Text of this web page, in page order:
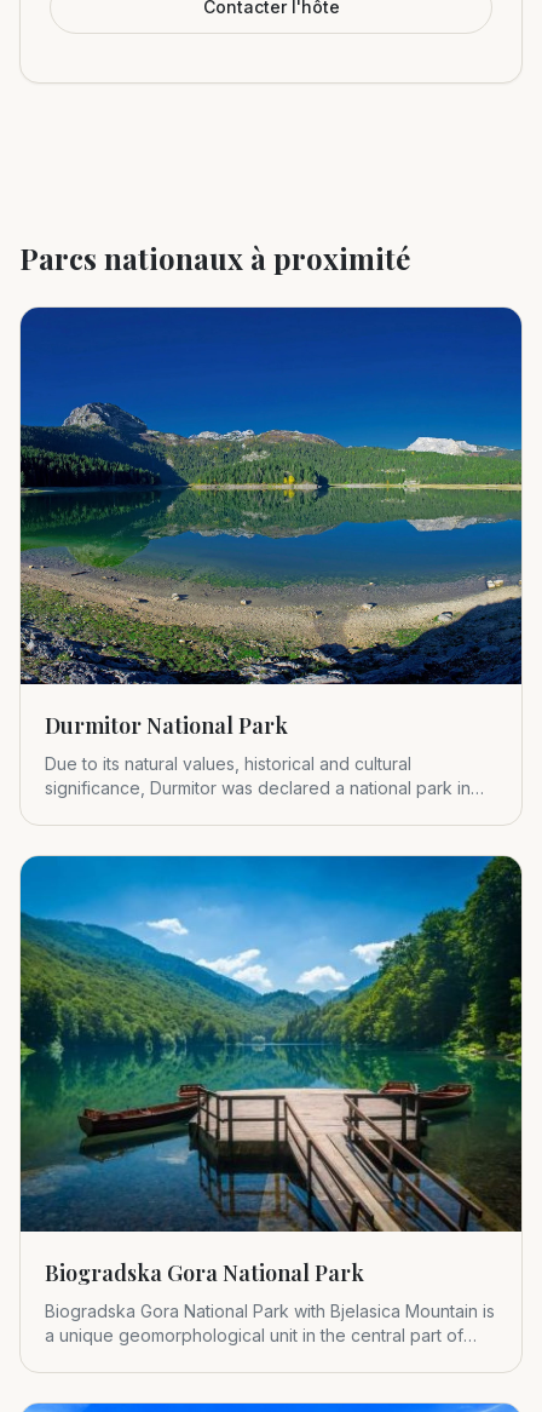
Contacter l'hôte
Parcs nationaux à proximité
Durmitor National Park
Due to its natural values, historical and cultural
significance, Durmitor was declared a national park in
Biogradska Gora National Park
Biogradska Gora National Park with Bjelasica Mountain is
a unique geomorphological unit in the central part of